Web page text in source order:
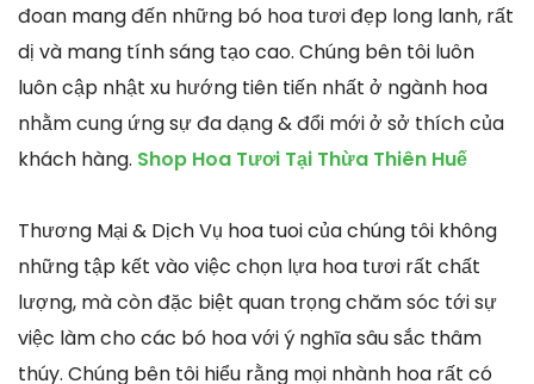
đoan mang đến những bó hoa tươi đẹp long lanh, rất
dị và mang tính sáng tạo cao. Chúng bên tôi luôn
luôn cập nhật xu hướng tiên tiến nhất ở ngành hoa
nhằm cung ứng sự đa dạng & đổi mới ở sở thích của
khách hàng. Shop Hoa Tươi Tại Thừa Thiên Huế
Thương Mại & Dịch Vụ hoa tuoi của chúng tôi không
những tập kết vào việc chọn lựa hoa tươi rất chất
lượng, mà còn đặc biệt quan trọng chăm sóc tới sự
việc làm cho các bó hoa với ý nghĩa sâu sắc thâm
thúy. Chúng bên tôi hiểu rằng mọi nhành hoa rất có